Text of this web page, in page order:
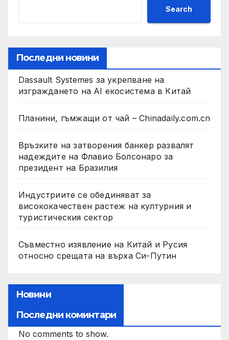
Search
Последни новини
Dassault Systemes за укрепване на
изграждането на AI екосистема в Китай
Планини, гъмжащи от чай – Chinadaily.com.cn
Връзките на затворения банкер развалят
надеждите на Флавио Болсонаро за
президент на Бразилия
Индустриите се обединяват за
висококачествен растеж на културния и
туристическия сектор
Съвместно изявление на Китай и Русия
относно срещата на върха Си-Путин
Новини
Последни коминтари
No comments to show.